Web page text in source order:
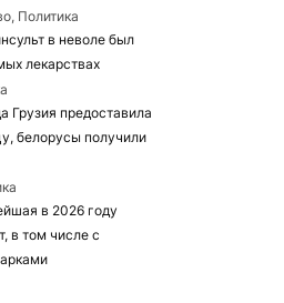
Политика
в неволе был
лекарствах
Грузия предоставила
белорусы получили
в 2026 году
в том числе с